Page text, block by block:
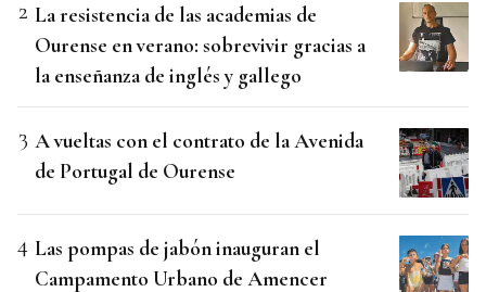
La resistencia de las academias de
Ourense en verano: sobrevivir gracias a
la enseñanza de inglés y gallego
A vueltas con el contrato de la Avenida
de Portugal de Ourense
Las pompas de jabón inauguran el
Campamento Urbano de Amencer